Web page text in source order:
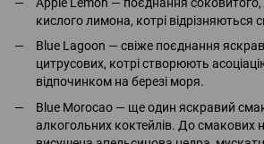
кислого лимона, котрі відрізняються
Blue Lagoon — свіже поєднання
цитрусових, котрі створюють
відпочинком на березі моря.
Blue Morocao — ще один яскравий
алкогольних коктейлів. До смакових